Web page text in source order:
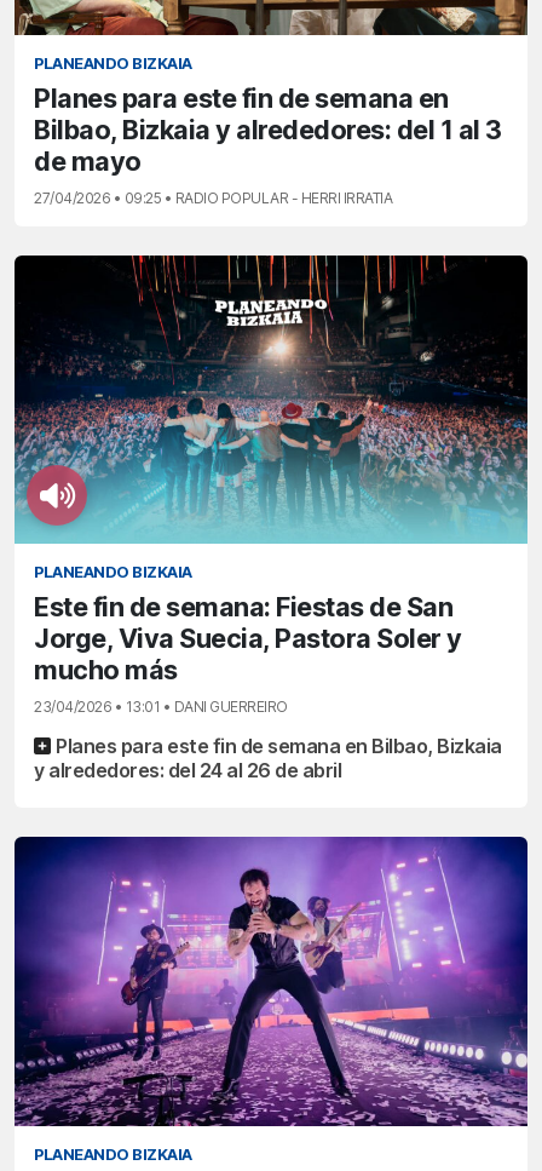
PLANEANDO BIZKAIA
Planes para este fin de semana en
Bilbao, Bizkaia y alrededores: del 1 al 3
de mayo
27/04/2026 • 09:25 • RADIO POPULAR - HERRI IRRATIA
PLANEANDO BIZKAIA
Este fin de semana: Fiestas de San
Jorge, Viva Suecia, Pastora Soler y
mucho más
23/04/2026 • 13:01 • DANI GUERREIRO
Planes para este fin de semana en Bilbao, Bizkaia
y alrededores: del 24 al 26 de abril
PLANEANDO BIZKAIA